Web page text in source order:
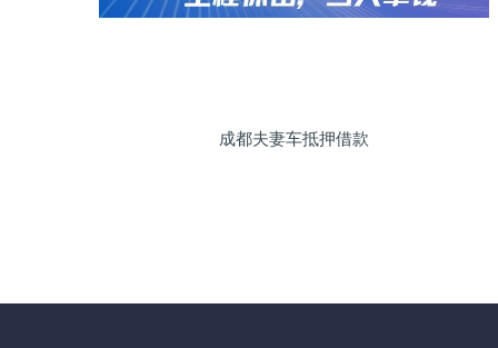
成都夫妻车抵押借款